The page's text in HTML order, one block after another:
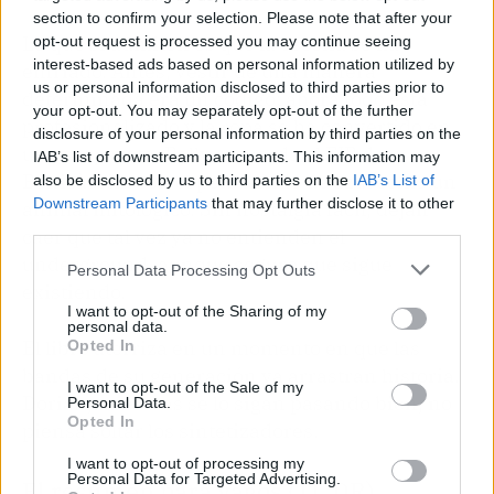
section to confirm your selection. Please note that after your
opt-out request is processed you may continue seeing
interest-based ads based on personal information utilized by
us or personal information disclosed to third parties prior to
your opt-out. You may separately opt-out of the further
disclosure of your personal information by third parties on the
IAB’s list of downstream participants. This information may
also be disclosed by us to third parties on the IAB’s List of
Downstream Participants that may further disclose it to other
Personal Data Processing Opt Outs
I want to opt-out of the Sharing of my
personal data.
Opted In
I want to opt-out of the Sale of my
Personal Data.
Opted In
I want to opt-out of processing my
Personal Data for Targeted Advertising.
Lo que sí admiten es que la escena se ha
enfriado. Antes, vestir de una manera
determinada era un código; ahora todo está
profesionalizado y la ropa se ha convertido en
un escaparate. Belly recuerda el FIB de
Benicàssim con el pelo teñido de azul como un
animal mitológico. Sin nostalgia fácil, dejan
caer que tal vez ya no entienden el
underground, aunque seguro que sigue
El libro aterriza en un momento en que las
bandas de su generación ya arrastran historia.
Dorian, mientras se lo sigan pasando bien, no
piensa soltar los sintetizadores.